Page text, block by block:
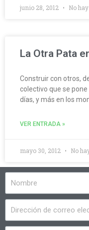
junio 28, 2012 No
La Otra Pata
Construir con otros,
colectivo que se
días, y más en los
VER ENTRADA »
mayo 30, 2012 No